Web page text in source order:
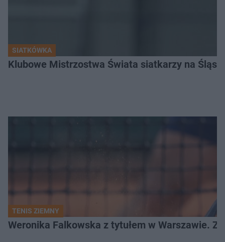
SIATKÓWKA
Klubowe Mistrzostwa Świata siatkarzy na
TENIS ZIEMNY
Weronika Falkowska z tytułem w Warszawie.